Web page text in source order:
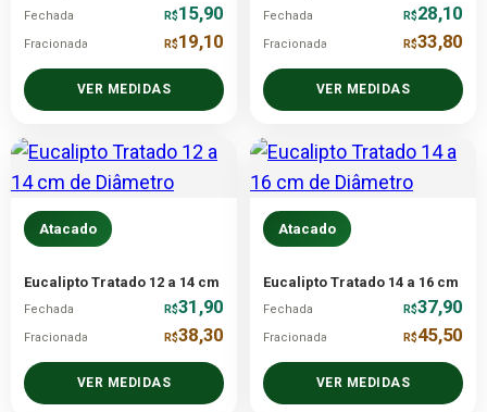
Fechada R$15,90
Fracionada R$19,10
VER MEDIDAS
Fechada R$28,10
Fracionada R$33,80
VER MEDIDAS
Atacado
Eucalipto Tratado 12 a 14 cm
Fechada R$31,90
Fracionada R$38,30
VER MEDIDAS
Atacado
Eucalipto Tratado 14 a 16 cm
Fechada R$37,90
Fracionada R$45,50
VER MEDIDAS